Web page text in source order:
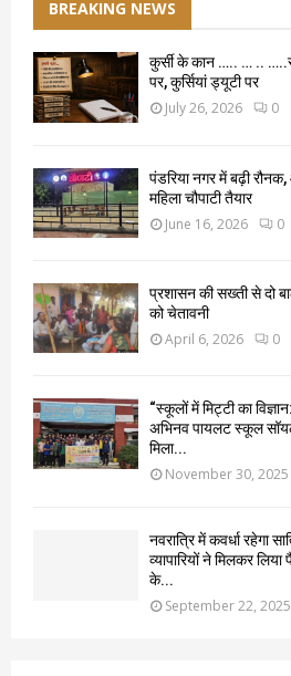
BREAKING NEWS
कुर्सी के कान ….. … ..
पर, कुर्सियां ड्यूटी पर
July 26, 2026 0
पंडरिया नगर में बढ़ी
महिला चौपाटी तैयार
June 16, 2026 0
प्रशासन की सख्ती से दो
को चेतावनी
April 6, 2026 0
“स्कूलों में मिट्टी का
अभिनव पायलट स्कूल
मिला...
November 30, 2025
नवरात्रि में कवर्धा रहेगा
व्यापारियों ने मिलकर
के...
September 22, 2025